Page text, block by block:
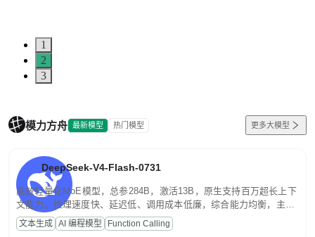
1
2
3
模力方舟 最新模型 热门模型 更多大模型
DeepSeek-V4-Flash-0731
高效轻量化MoE模型，总参284B，激活13B，原生支持百万超长上下
文能力。推理速度快、延迟低、调用成本低廉，综合能力均衡，主打
高并发、轻量化任务，适合日常对话、内容创作、基础 RAG、批量
文案处理等普惠刚需场景。
文本生成 AI 编程模型 Function Calling